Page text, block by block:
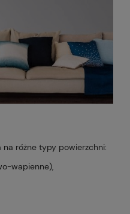
na różne typy powierzchni:
wapienne),